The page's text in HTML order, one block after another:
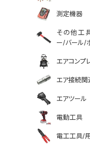
測定機器
その他工
ー/バール/
エアコンプ
エア接続関
エアツール
電動工具
電工工具/